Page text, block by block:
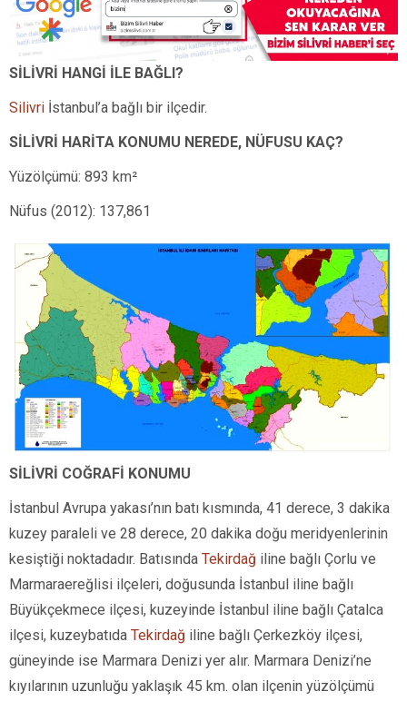
SİLİVRİ HANGİ İLE BAĞLI?
Silivri İstanbul’a bağlı bir ilçedir.
SİLİVRİ HARİTA KONUMU NEREDE, NÜFUSU KAÇ?
Yüzölçümü: 893 km²
Nüfus (2012): 137,861
SİLİVRİ COĞRAFİ KONUMU
İstanbul Avrupa yakası’nın batı kısmında, 41 derece, 3 dakika
kuzey paraleli ve 28 derece, 20 dakika doğu meridyenlerinin
kesiştiği noktadadır. Batısında Tekirdağ iline bağlı Çorlu ve
Marmaraereğlisi ilçeleri, doğusunda İstanbul iline bağlı
Büyükçekmece ilçesi, kuzeyinde İstanbul iline bağlı Çatalca
ilçesi, kuzeybatıda Tekirdağ iline bağlı Çerkezköy ilçesi,
güneyinde ise Marmara Denizi yer alır. Marmara Denizi’ne
kıyılarının uzunluğu yaklaşık 45 km. olan ilçenin yüzölçümü